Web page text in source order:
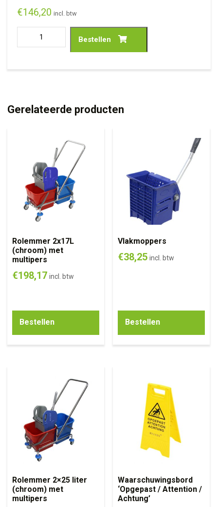
€146,20 incl. btw
Bestellen
Gerelateerde producten
Rolemmer 2x17L
(chroom) met
multipers
€198,17 incl. btw
Bestellen
Vlakmoppers
€38,25 incl. btw
Bestellen
Rolemmer 2×25 liter
(chroom) met
multipers
Waarschuwingsbord
‘Opgepast / Attention /
Achtung’